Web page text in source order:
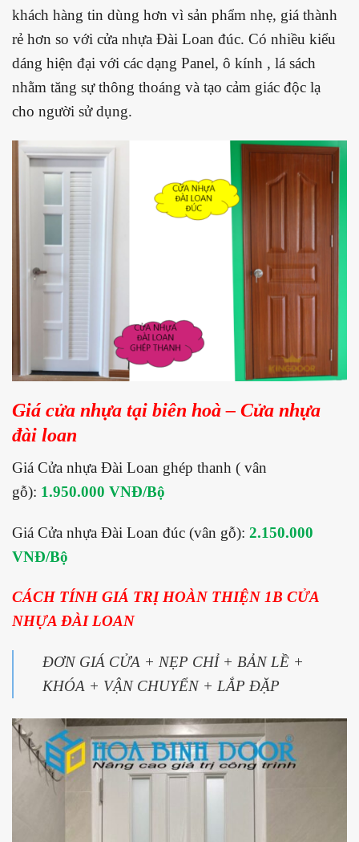
khách hàng tin dùng hơn vì sản phẩm nhẹ, giá thành
rẻ hơn so với cửa nhựa Đài Loan đúc. Có nhiều kiểu
dáng hiện đại với các dạng Panel, ô kính , lá sách
nhằm tăng sự thông thoáng và tạo cảm giác độc lạ
cho người sử dụng.
Giá cửa nhựa tại biên hoà – Cửa nhựa
đài loan
Giá Cửa nhựa Đài Loan ghép thanh ( vân
gỗ): 1.950.000 VNĐ/Bộ
Giá Cửa nhựa Đài Loan đúc (vân gỗ): 2.150.000
VNĐ/Bộ
CÁCH TÍNH GIÁ TRỊ HOÀN THIỆN 1B CỬA
NHỰA ĐÀI LOAN
ĐƠN GIÁ CỬA + NẸP CHỈ + BẢN LỀ +
KHÓA + VẬN CHUYỂN + LẮP ĐẶP